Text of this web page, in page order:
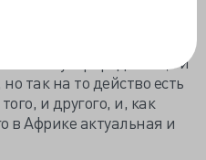
прививают «будьте-
потом бутербродом ещё и
так на то действо есть
и другого, и, как
в Африке актуальная и